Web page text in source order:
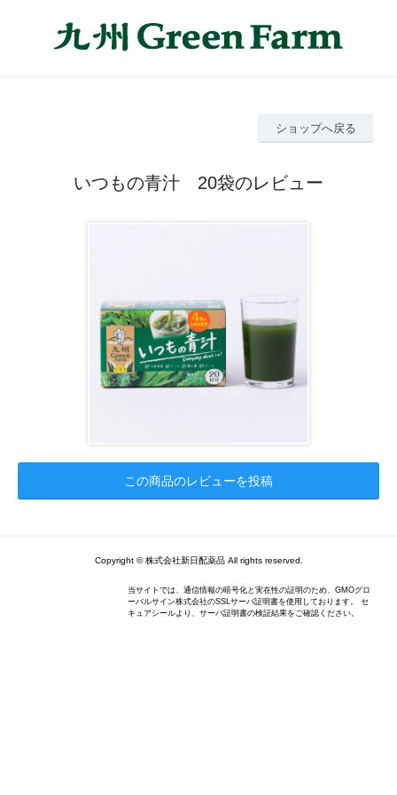
ショップへ戻る
いつもの青汁 20袋のレビュー
この商品のレビューを投稿
Copyright ©︎ 株式会社新日配薬品 All rights reserved.
当サイトでは、通信情報の暗号化と実在性の証明のため、GMOグロ
ーバルサイン株式会社のSSLサーバ証明書を使用しております。 セ
キュアシールより、サーバ証明書の検証結果をご確認ください。